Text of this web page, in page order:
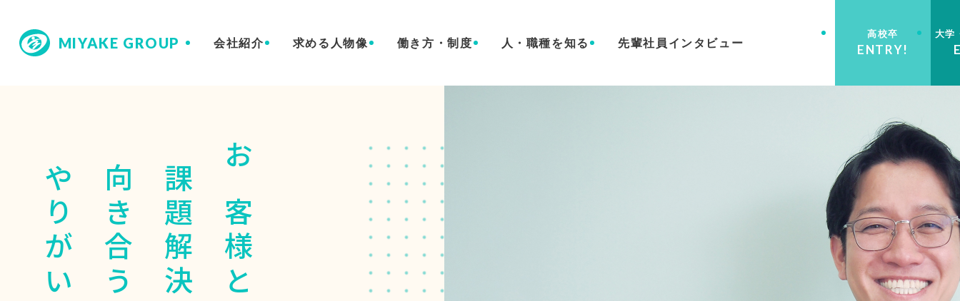
MIYAKE GROUP 会社紹介 求める人物像 働き方・制度 人・職種を知る 先輩社員インタビュー
高校卒
ENTRY!
大学
課題解決に